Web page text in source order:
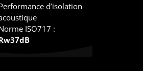
d’isolation
ISO717 :